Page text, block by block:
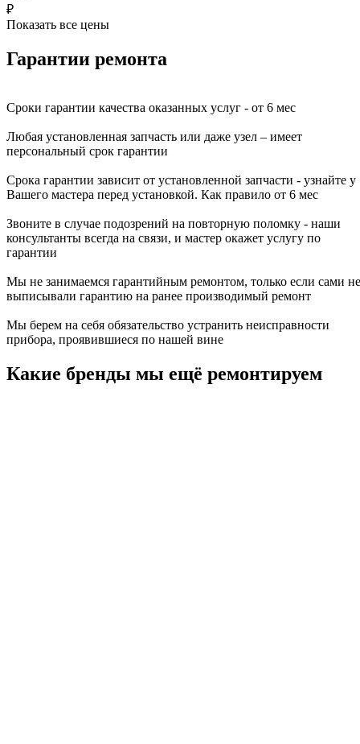
₽
Показать все цены
Гарантии ремонта
Сроки гарантии качества оказанных услуг - от 6 мес
Любая установленная запчасть или даже узел – имеет
персональный срок гарантии
Срока гарантии зависит от установленной запчасти - узнайте у
Вашего мастера перед установкой. Как правило от 6 мес
Звоните в случае подозрений на повторную поломку - наши
консультанты всегда на связи, и мастер окажет услугу по
гарантии
Мы не занимаемся гарантийным ремонтом, только если сами не
выписывали гарантию на ранее производимый ремонт
Мы берем на себя обязательство устранить неисправности
прибора, проявившиеся по нашей вине
Какие бренды мы ещё ремонтируем